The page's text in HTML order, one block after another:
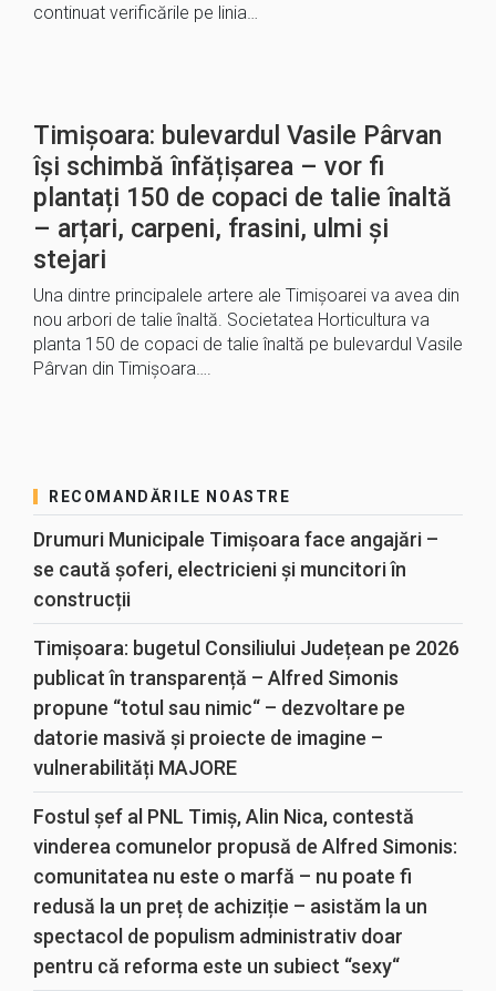
continuat verificările pe linia…
Timișoara: bulevardul Vasile Pârvan
își schimbă înfățișarea – vor fi
plantați 150 de copaci de talie înaltă
– arțari, carpeni, frasini, ulmi și
stejari
Una dintre principalele artere ale Timișoarei va avea din
nou arbori de talie înaltă. Societatea Horticultura va
planta 150 de copaci de talie înaltă pe bulevardul Vasile
Pârvan din Timișoara….
RECOMANDĂRILE NOASTRE
Drumuri Municipale Timișoara face angajări –
se caută șoferi, electricieni și muncitori în
construcții
Timișoara: bugetul Consiliului Județean pe 2026
publicat în transparență – Alfred Simonis
propune “totul sau nimic“ – dezvoltare pe
datorie masivă și proiecte de imagine –
vulnerabilități MAJORE
Fostul șef al PNL Timiș, Alin Nica, contestă
vinderea comunelor propusă de Alfred Simonis:
comunitatea nu este o marfă – nu poate fi
redusă la un preț de achiziție – asistăm la un
spectacol de populism administrativ doar
pentru că reforma este un subiect “sexy“